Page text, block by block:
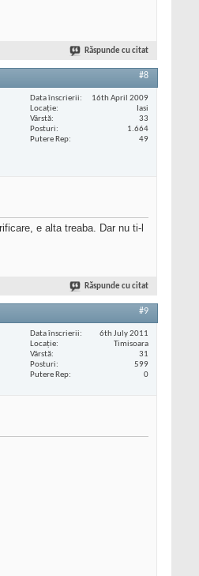
Răspunde cu citat
#8
Data înscrierii
16th April 2009
Locaţie
Iasi
Vârstă
33
Posturi
1.664
Putere Rep
49
e alta treaba. Dar nu ti-l
Răspunde cu citat
#9
Data înscrierii
6th July 2011
Locaţie
Timisoara
Vârstă
31
Posturi
599
Putere Rep
0